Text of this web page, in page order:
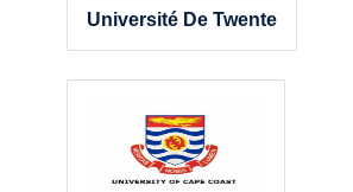
Université De Twente